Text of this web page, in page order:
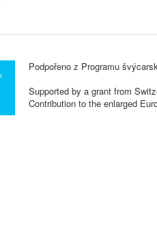
Podpořeno z Programu
Supported by a grant from
Contribution to the enlarged